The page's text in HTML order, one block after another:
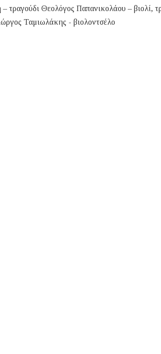
Θεολόγος Παπανικολάου – βιολί,
Ταμιωλάκης - βιολοντσέλο